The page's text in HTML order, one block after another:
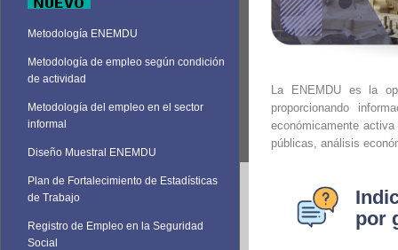
Metodología ENEMDU
Metodología de empleo según condición
de actividad
Metodología del empleo en el sector
informal
Diseño Muestral ENEMDU
Plan de Fortalecimiento de Estadísticas
de Trabajo
Registro de Empleo en la Seguridad
Social
La ENEMDU es la
proporcionando
económicamente
públicas, análisis
por